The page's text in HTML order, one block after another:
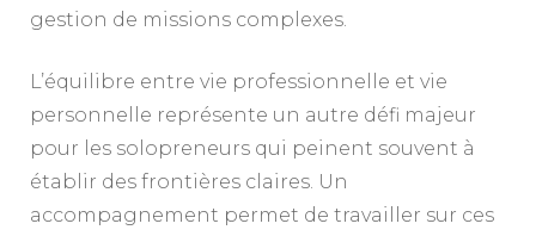
gestion de missions complexes.
L’équilibre entre vie professionnelle et vie
personnelle représente un autre défi majeur
pour les solopreneurs qui peinent souvent à
établir des frontières claires. Un
accompagnement permet de travailler sur ces